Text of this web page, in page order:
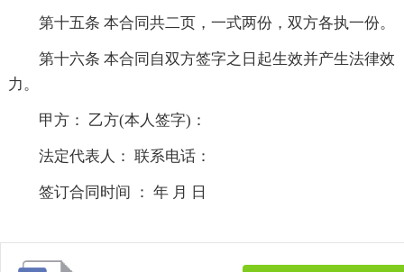
第十五条 本合同共二页，一式两份，双方各执一份。
第十六条 本合同自双方签字之日起生效并产生法律效
力。
甲方： 乙方(本人签字)：
法定代表人： 联系电话：
签订合同时间 ： 年 月 日